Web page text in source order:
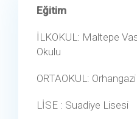
Eğitim
İLKOKUL: Maltepe
Okulu
ORTAOKUL:
LİSE : Suadiye Lisesi